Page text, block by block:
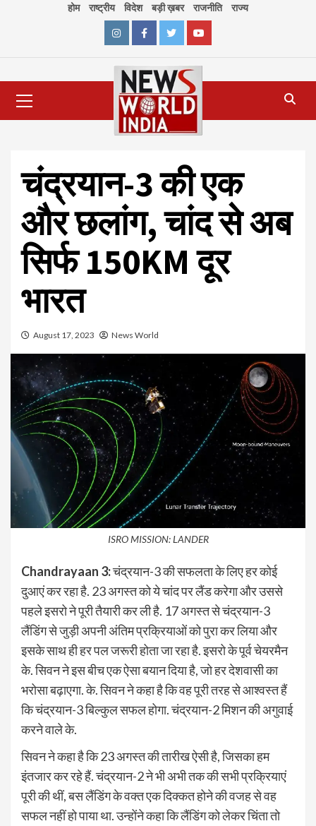
होम राष्ट्रीय विदेश बड़ी ख़बर राजनीति राज्य
InstagramFacebookTwitterYoutube
Menu
चंद्रयान-3 की एक
और छलांग, चांद से अब
सिर्फ 150KM दूर
भारत
August 17, 2023 News World
ISRO MISSION: LANDER
Chandrayaan 3:चंद्रयान-3 की सफलता के लिए हर कोई
दुआएं कर रहा है. 23 अगस्त को ये चांद पर लैंड करेगा और उससे
पहले इसरो ने पूरी तैयारी कर ली है. 17 अगस्त से चंद्रयान-3
लैंडिंग से जुड़ी अपनी अंतिम प्रक्रियाओं को पुरा कर लिया और
इसके साथ ही हर पल जरूरी होता जा रहा है. इसरो के पूर्व चेयरमैन
के. सिवन ने इस बीच एक ऐसा बयान दिया है, जो हर देशवासी का
भरोसा बढ़ाएगा. के. सिवन ने कहा है कि वह पूरी तरह से आश्वस्त हैं
कि चंद्रयान-3 बिल्कुल सफल होगा. चंद्रयान-2 मिशन की अगुवाई
करने वाले के.
सिवन ने कहा है कि 23 अगस्त की तारीख ऐसी है, जिसका हम
इंतजार कर रहे हैं. चंद्रयान-2 ने भी अभी तक की सभी प्रक्रियाएं
पूरी की थीं, बस लैंडिंग के वक्त एक दिक्कत होने की वजह से वह
सफल नहीं हो पाया था. उन्होंने कहा कि लैंडिंग को लेकर चिंता तो